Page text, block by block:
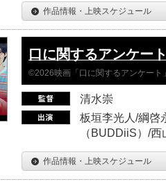
作品情報・上映スケジュール
口に関するアンケー
©2026映画「口に関するアンケート
清水崇
板垣李光人/綱啓
（BUDDiiS）/
作品情報・上映スケジュール